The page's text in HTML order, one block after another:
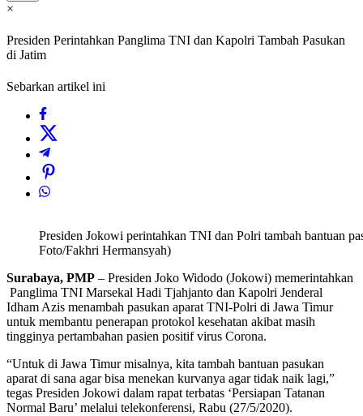
×
Presiden Perintahkan Panglima TNI dan Kapolri Tambah Pasukan
di Jatim
Sebarkan artikel ini
Presiden Jokowi perintahkan TNI dan Polri tambah bantuan
Foto/Fakhri Hermansyah)
Surabaya, PMP – Presiden Joko Widodo (Jokowi) memerintahkan
Panglima TNI Marsekal Hadi Tjahjanto dan Kapolri Jenderal
Idham Azis menambah pasukan aparat TNI-Polri di Jawa Timur
untuk membantu penerapan protokol kesehatan akibat masih
tingginya pertambahan pasien positif virus Corona.
“Untuk di Jawa Timur misalnya, kita tambah bantuan pasukan
aparat di sana agar bisa menekan kurvanya agar tidak naik lagi,”
tegas Presiden Jokowi dalam rapat terbatas ‘Persiapan Tatanan
Normal Baru’ melalui telekonferensi, Rabu (27/5/2020).